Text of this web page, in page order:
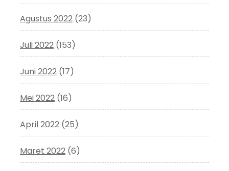
Agustus 2022 (23)
Juli 2022 (153)
Juni 2022 (17)
Mei 2022 (16)
April 2022 (25)
Maret 2022 (6)